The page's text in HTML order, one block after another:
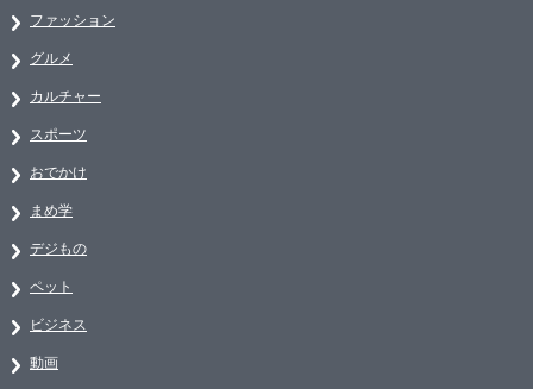
ファッション
グルメ
カルチャー
スポーツ
おでかけ
まめ学
デジもの
ペット
ビジネス
動画